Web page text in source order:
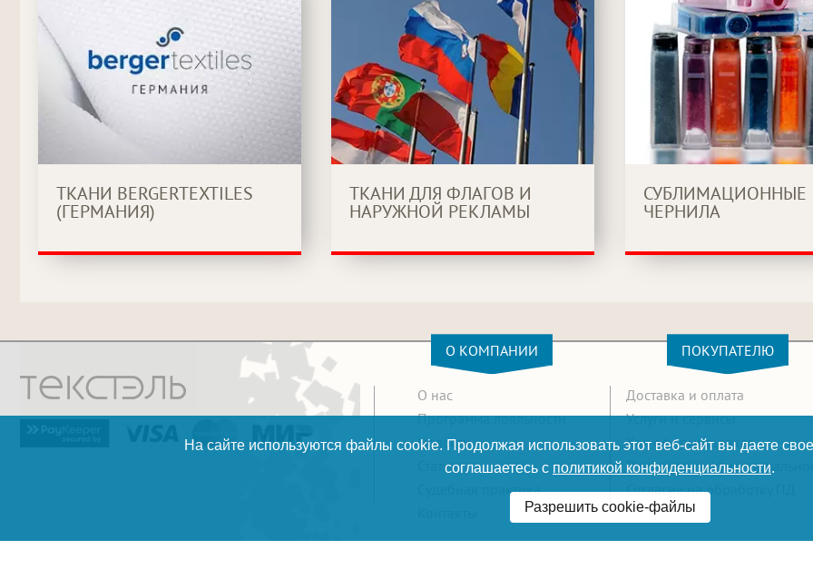
ТКАНИ BERGERTEXTILES
(ГЕРМАНИЯ)
ТКАНИ ДЛЯ ФЛАГОВ И
НАРУЖНОЙ РЕКЛАМЫ
СУБЛИМАЦИОННЫЕ
ЧЕРНИЛА
О КОМПАНИИ
О нас
Программа лояльности
Новости
Статьи
Судебная практика
ПОКУПАТЕЛЮ
Доставка и оплата
Услуги и сервисы
Как оформить заказ
Политика
Согласие на обработку ПД
На сайте используются файлы cookie. Продолжая использовать этот веб-сайт вы даете
соглашаетесь с политикой конфиденциальности.
Разрешить cookie-файлы